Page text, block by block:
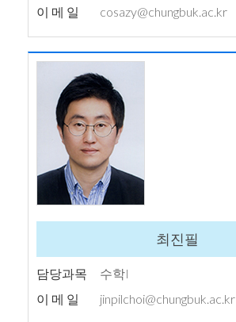
이 메 일
cosazy@chungbuk.ac.kr
최진필
담당과목
수학I
이 메 일
jinpilchoi@chungbuk.ac.kr